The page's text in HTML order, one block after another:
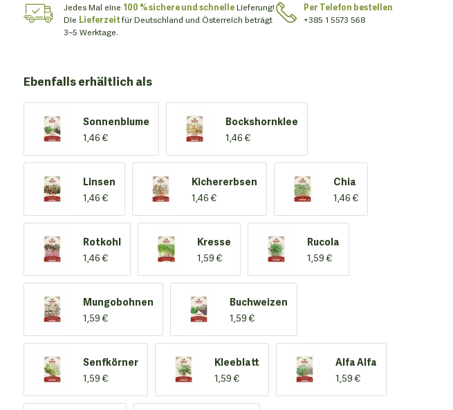
Jedes Mal eine 100 % sichere und schnelleLieferung!
Die Lieferzeitfür Deutschland und Österreich beträgt
3–5 Werktage.
Per Telefon bestellen
+385 1 5573 568
Ebenfalls erhältlich als
Sonnenblume
1,46 €
Bockshornklee
1,46 €
Linsen
1,46 €
Kichererbsen
1,46 €
Chia
1,46 €
Rotkohl
1,46 €
Kresse
1,59 €
Rucola
1,59 €
Mungobohnen
1,59 €
Buchweizen
1,59 €
Senfkörner
1,59 €
Kleeblatt
1,59 €
Alfa Alfa
1,59 €